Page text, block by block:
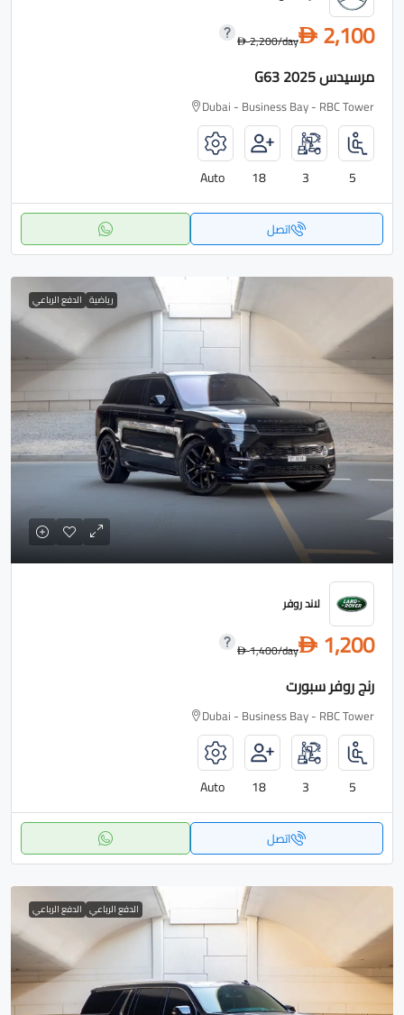
D 2,100
D2,200/day
مرسيدس G63 2025
Dubai - Business Bay - RBC Tower
5
3
18
Auto
اتصل
رياضية الدفع الرباعي
لاند روفر
D 1,200
D1,400/day
رنج روفر سبورت
Dubai - Business Bay - RBC Tower
5
3
18
Auto
اتصل
الدفع الرباعي الدفع الرباعي